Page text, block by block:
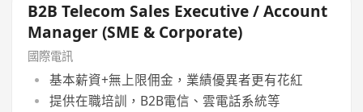
B2B Telecom Sales Executive / Account
Manager (SME & Corporate)
國際電訊
基本薪資+無上限佣金，業績優異者更有花紅
提供在職培訓，B2B電信、雲電話系統等